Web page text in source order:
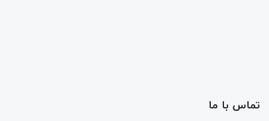
تماس با ما